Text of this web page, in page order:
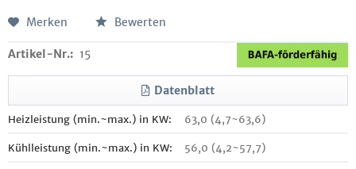
Merken Bewerten
Artikel-Nr.: 15
Datenblatt
Heizleistung (min.~max.) in KW: 63,0 (4,7~63,6)
Kühlleistung (min.~max.) in KW: 56,0 (4,2~57,7)